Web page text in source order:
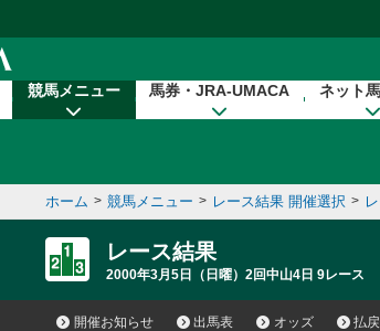
競馬メニュー 馬券・JRA-UMACA ネット
ホーム > 競馬メニュー > レース結果 開催選択 >
レース結果
2000年3月5日（日曜）2回中山4日 9レース
開催お知らせ 出馬表 オッズ 払